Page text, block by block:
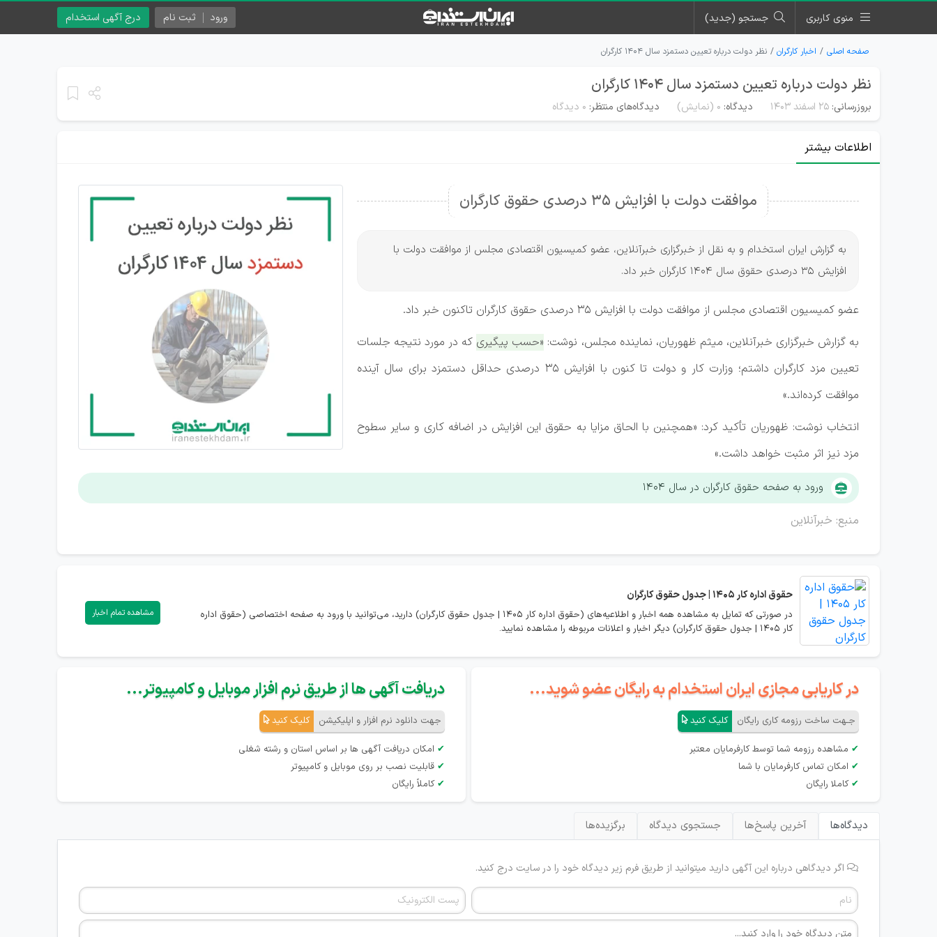
منوی کاربری جستجو (جدید) درج آگهی استخدام ورود ثبت نام
صفحه اصلی اخبار کارگران نظر دولت درباره تعیین دستمزد سال ۱۴۰۴ کارگران
نظر دولت درباره تعیین دستمزد سال ۱۴۰۴ کارگران
بروزرسانی: ۲۵ اسفند ۱۴۰۳ دیدگاه: 0 (نمایش) دیدگاه‌های منتظر: ۰ دیدگاه
اطلاعات بیشتر
موافقت دولت با افزایش ۳۵ درصدی حقوق کارگران
به گزارش ایران استخدام و به نقل از خبرگزاری خبرآنلاین، عضو کمیسیون اقتصادی مجلس از موافقت دولت با
افزایش ۳۵ درصدی حقوق سال 1404 کارگران خبر داد.
عضو کمیسیون اقتصادی مجلس از موافقت دولت با افزایش ۳۵ درصدی حقوق کارگران تاکنون خبر داد.
به گزارش خبرگزاری خبرآنلاین، میثم ظهوریان، نماینده مجلس، نوشت: «حسب پیگیری که در مورد نتیجه جلسات
تعیین مزد کارگران داشتم؛ وزارت کار و دولت تا کنون با افزایش ۳۵ درصدی حداقل دستمزد برای سال آینده
موافقت کرده‌اند.»
انتخاب نوشت: ظهوریان تأکید کرد: «همچنین با الحاق مزایا به حقوق این افزایش در اضافه کاری و سایر سطوح
مزد نیز اثر مثبت خواهد داشت.»
ورود به صفحه حقوق کارگران در سال ۱۴۰۴
منبع: خبرآنلاین
حقوق اداره کار 1405 | جدول حقوق کارگران
در صورتی که تمایل به مشاهده همه اخبار و اطلاعیه‌های (حقوق اداره کار 1405 | جدول حقوق کارگران) دارید، می‌توانید با ورود به صفحه اختصاصی (حقوق اداره
کار 1405 | جدول حقوق کارگران) دیگر اخبار و اعلانات مربوطه را مشاهده نمایید.
مشاهده تمام اخبار
در کاریابی مجازی ایران استخدام به رایگان عضو شوید...
جـهت ساخت رزومه کاری رایگان کلیک کنید
✔ مشاهده رزومه شما توسط کارفرمایان معتبر
✔ امکان تماس کارفرمایان با شما
✔ کاملا رایگان
دریافت آگهی ها از طریق نرم افزار موبایل و کامپیوتر...
جهت دانلود نرم افزار و اپلیکیشن کلیک کنید
✔ امکان دریافت آگهی ها بر اساس استان و رشته شغلی
✔ قابلیت نصب بر روی موبایل و کامپیوتر
✔ کاملاً رایگان
دیدگاه‌ها آخرین پاسخ‌ها جستجوی دیدگاه برگزیده‌ها
اگر دیدگاهی درباره این آگهی دارید میتوانید از طریق فرم زیر دیدگاه خود را در سایت درج کنید.